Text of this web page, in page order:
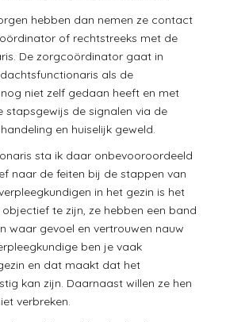
hebben dan nemen ze contact
of rechtstreeks met de
De zorgcoördinator gaat in
als de
niet zelf gedaan heeft en met
stapsgewijs de signalen via de
en huiselijk geweld.
sta ik daar onbevooroordeeld
naar de feiten bij de stappen van
in het gezin is het
te zijn, ze hebben een band
waar gevoel en vertrouwen nauw
ben je vaak
en dat maakt dat het
kan zijn. Daarnaast willen ze hen
verbreken.